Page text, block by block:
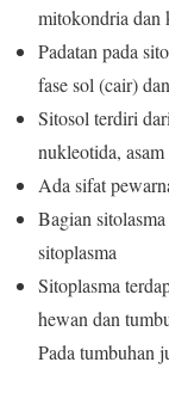
mitokondria dan
Padatan pada
fase sol (cair)
Sitosol terdiri
nukleotida,
Ada sifat
Bagian
sitoplasma
Sitoplasma
hewan dan
Pada tumbuhan